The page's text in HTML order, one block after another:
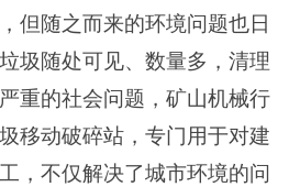
但随之而来的环境问题也日
圾随处可见、数量多，清理
重的社会问题，矿山机械行
移动破碎站，专门用于对建
，不仅解决了城市环境的问